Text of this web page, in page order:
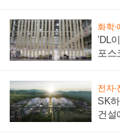
화학·
'DL
포스
전자·
SK
건설